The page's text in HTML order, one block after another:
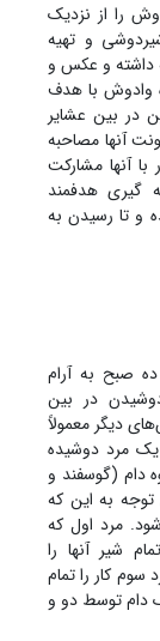
را از نزدیک
و تهیه
داشته و عکس و
وادوش با هدف
در بین عشایر
آنها مصاحبه
آنها مشارکت
گیری هدفمند
و تا رسیدن به
صبح به آرام
در بین
دیگر معمولاً
مرد دوشیده
دام (گوسفند و
به این که
مرد اول که
شیر آنها را
کار را تمام
دام توسط دو و